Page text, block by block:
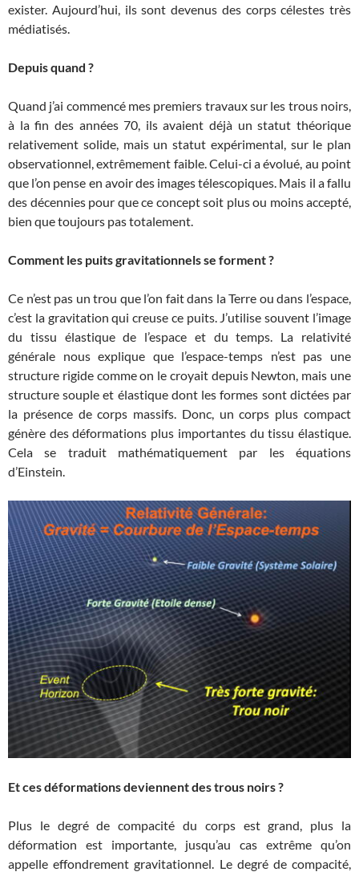
exister. Aujourd’hui, ils sont devenus des corps célestes très
médiatisés.
Depuis quand ?
Quand j’ai commencé mes premiers travaux sur les trous noirs,
à la fin des années 70, ils avaient déjà un statut théorique
relativement solide, mais un statut expérimental, sur le plan
observationnel, extrêmement faible. Celui-ci a évolué, au point
que l’on pense en avoir des images télescopiques. Mais il a fallu
des décennies pour que ce concept soit plus ou moins accepté,
bien que toujours pas totalement.
Comment les puits gravitationnels se forment ?
Ce n’est pas un trou que l’on fait dans la Terre ou dans l’espace,
c’est la gravitation qui creuse ce puits. J’utilise souvent l’image
du tissu élastique de l’espace et du temps. La relativité
générale nous explique que l’espace-temps n’est pas une
structure rigide comme on le croyait depuis Newton, mais une
structure souple et élastique dont les formes sont dictées par
la présence de corps massifs. Donc, un corps plus compact
génère des déformations plus importantes du tissu élastique.
Cela se traduit mathématiquement par les équations
d’Einstein.
Et ces déformations deviennent des trous noirs ?
Plus le degré de compacité du corps est grand, plus la
déformation est importante, jusqu’au cas extrême qu’on
appelle effondrement gravitationnel. Le degré de compacité,